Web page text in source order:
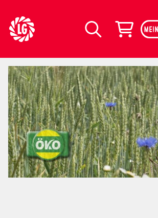
LG Seeds Logo
Suche